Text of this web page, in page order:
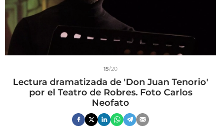
15/20
Lectura dramatizada de 'Don Juan Tenorio'
por el Teatro de Robres. Foto Carlos
Neofato